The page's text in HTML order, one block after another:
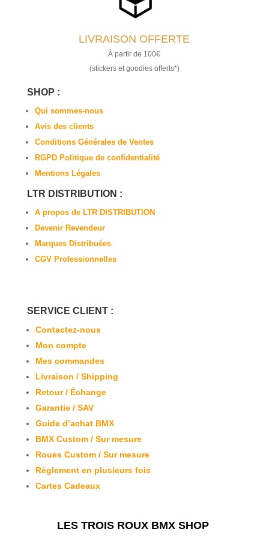
LIVRAISON OFFERTE
À partir de 100€
(stickers et goodies offerts*)
SHOP :
Qui sommes-nous
Avis des clients
Conditions Générales de Ventes
RGPD Politique de confidentialité
Mentions Légales
LTR DISTRIBUTION :
A propos de LTR DISTRIBUTION
Devenir Revendeur
Marques Distribuées
CGV Professionnelles
SERVICE CLIENT :
Contactez-nous
Mon compte
Mes commandes
Livraison / Shipping
Retour / Échange
Garantie / SAV
Guide d’achat BMX
BMX Custom / Sur mesure
Roues Custom / Sur mesure
Règlement en plusieurs fois
Cartes Cadeaux
LES TROIS ROUX BMX SHOP